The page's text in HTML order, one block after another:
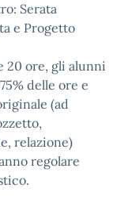
Serata
e Progetto
20 ore, gli alunni
delle ore e
(ad
relazione)
regolare